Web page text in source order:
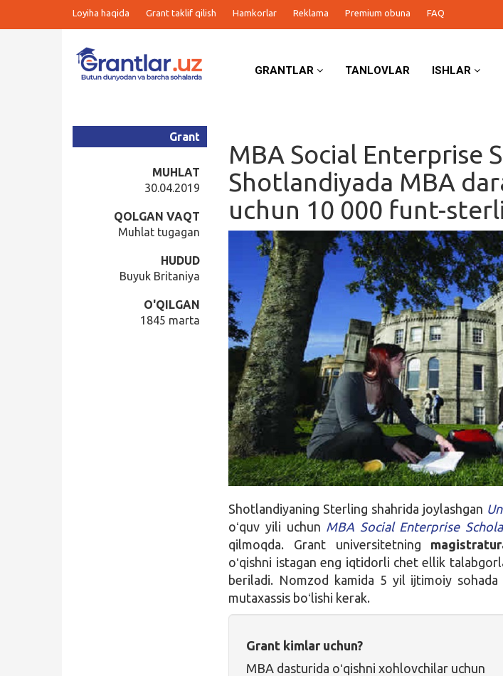
Loyiha haqida Grant taklif qilish Hamkorlar Reklama Premium obuna FAQ
GRANTLAR TANLOVLAR ISHLAR
MBA Social Enterprise
Shotlandiyada MBA
uchun 10 000 funt-
Grant
MUHLAT
30.04.2019
QOLGAN VAQT
Muhlat tugagan
HUDUD
Buyuk Britaniya
O'QILGAN
1845 marta
Shotlandiyaning Sterling shahrida joylashgan
oʻquv yili uchun MBA Social Enterprise
qilmoqda. Grant universitetning
oʻqishni istagan eng iqtidorli chet ellik
beriladi. Nomzod kamida 5 yil ijtimoiy
mutaxassis boʻlishi kerak.
Grant kimlar uchun?
MBA dasturida oʻqishni xohlovchilar uchun